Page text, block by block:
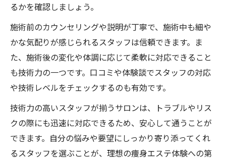
るかを確認しましょう。
施術前のカウンセリングや説明が丁寧で、施術中も細や
かな気配りが感じられるスタッフは信頼できます。ま
た、施術後の変化や体調に応じて柔軟に対応できること
も技術力の一つです。口コミや体験談でスタッフの対応
や技術レベルをチェックするのも有効です。
技術力の高いスタッフが揃うサロンは、トラブルやリス
クの際にも迅速に対応できるため、安心して通うことが
できます。自分の悩みや要望にしっかり寄り添ってくれ
るスタッフを選ぶことが、理想の痩身エステ体験への第